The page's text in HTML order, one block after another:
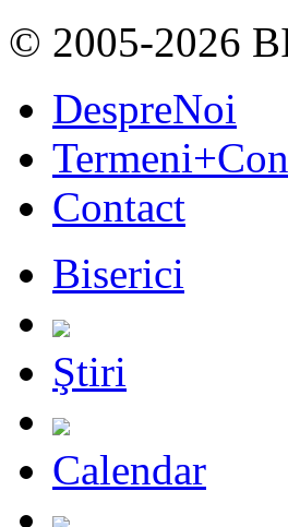
© 2005-2026
DespreNoi
Contact
Biserici
Ştiri
Calendar